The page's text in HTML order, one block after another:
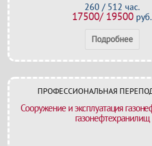
260 / 512 час.
17500/ 19500 руб.
Подробнее
ПРОФЕССИОНАЛЬНАЯ
Сооружение и эксплуатация
газонефтехранилищ